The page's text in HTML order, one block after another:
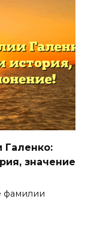
Галенко:
значение
фамилии